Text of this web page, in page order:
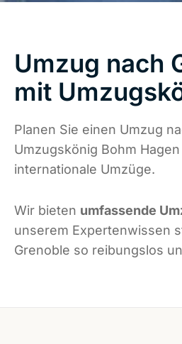
Umzug nach
mit
Planen Sie einen Umzug
Umzugskönig Bohm
internationale Umzüge.
Wir bieten umfassende
unserem Expertenwissen
Grenoble so reibungslos